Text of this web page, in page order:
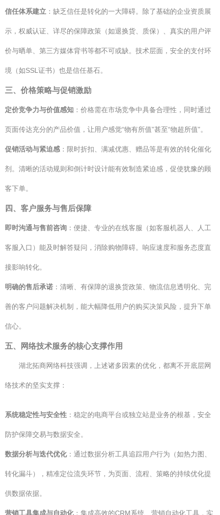
信任体系建立 ：缺乏信任是转化的一大障碍。除了基础的企业资质展
示，权威认证、详尽的保障政策（如退换货、质保）、真实的用户评
价与晒单、第三方媒体背书等都不可或缺。技术层面，安全的支付环
境（如SSL证书）也是信任基石。
三、价格策略与促销激励
定价竞争力与价值感知 ：价格需在市场竞争中具备合理性，同时通过
页面传达充分的产品价值，让用户感觉“物有所值”甚至“物超所值”。
促销活动与紧迫感 ：限时折扣、满减优惠、赠品等是有效的转化催化
剂。清晰的活动规则和倒计时设计能有效制造紧迫感，促使犹豫的顾
客下单。
四、客户服务与售后保障
即时沟通与售前咨询 ：便捷、专业的在线客服（如客服机器人、人工
客服入口）能及时解答疑问，消除购物障碍。响应速度和服务态度直
接影响转化。
明确的售后承诺 ：清晰、有保障的退换货政策、物流信息透明化、完
善的客户问题解决机制，能大幅降低用户的购买决策风险，提升下单
信心。
五、网络技术服务的核心支撑作用
湖北拓商网络科技强调，上述诸多因素的优化，都离不开底层网
络技术的坚实支撑：
系统稳定性与安全性 ：稳定的电商平台或独立站是业务的根基，安全
防护保障交易与数据安全。
数据分析与迭代优化：通过数据分析工具追踪用户行为（如热力图、
转化漏斗），精准定位流失环节，为页面、流程、策略的持续优化提
供数据依据。
营销工具集成与自动化：集成高效的CRM系统、营销自动化工具，实